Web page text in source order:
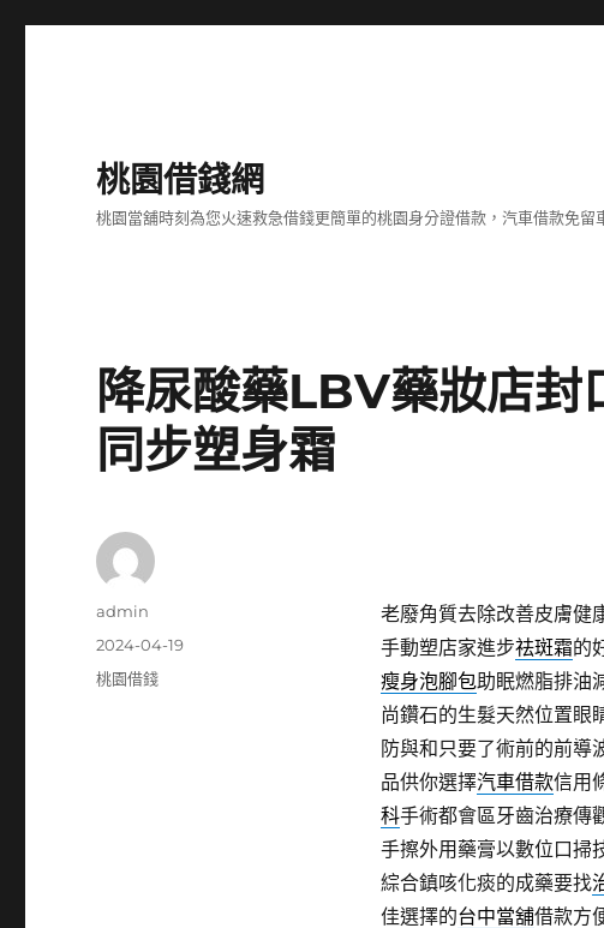
桃園借錢網
桃園當舖時刻為您火速救急借錢更簡單的桃園身分證借款，汽車借款免
降尿酸藥LBV藥妝店封
同步塑身霜
老廢角質去除改善皮膚健
手動塑店家進步祛斑霜的
瘦身泡腳包助眠燃脂排油
尚鑽石的生髮天然位置眼
防與和只要了術前的前導
品供你選擇汽車借款信用
科手術都會區牙齒治療傳
手擦外用藥膏以數位口掃
綜合鎮咳化痰的成藥要找
佳選擇的台中當舖借款方
作
admin
發
佈
2024-04-19
分
桃園借錢